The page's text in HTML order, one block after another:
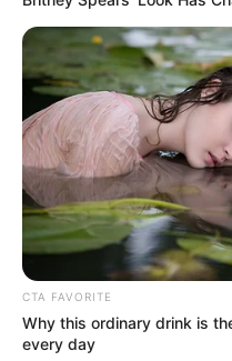
HOME
Home > ACE > Acs e ACE >
VÍDEO: Quero meu
manifestação...
VÍDEO: Quero
Agentes de
manifestação...
16:51 ACE
CTA FAVORITE
Why this ordinary drink is
every day